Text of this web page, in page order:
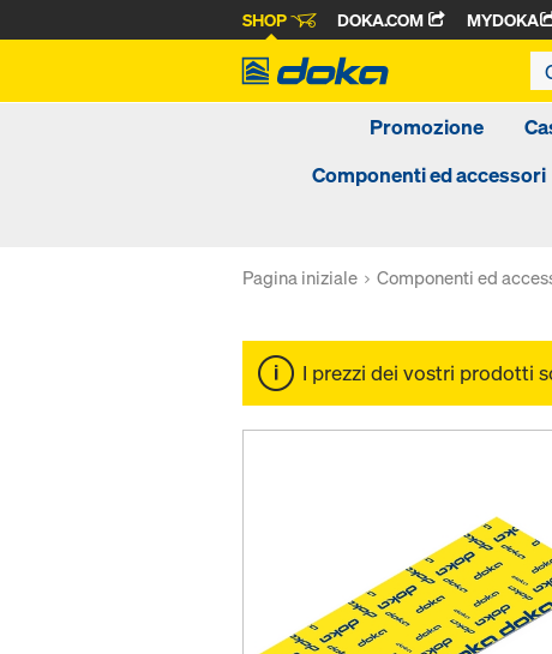
SHOP DOKA.COM MYDOKA
Promozione
Componenti ed accessori
Pagina iniziale Componenti ed
I prezzi dei vostri prodotti